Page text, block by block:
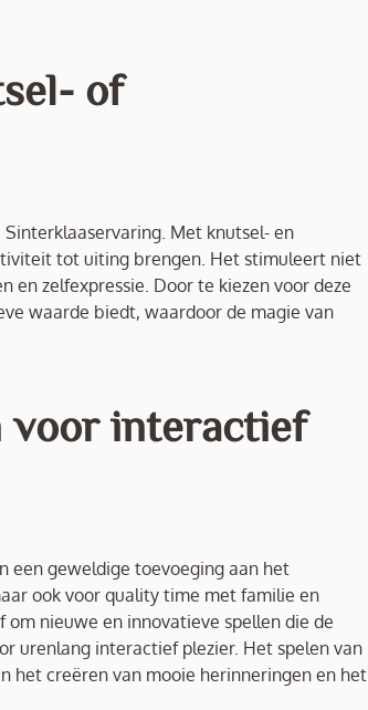
of
Met knutsel- en
tot uiting brengen. Het stimuleert niet
en zelfexpressie. Door te kiezen voor deze
waarde biedt, waardoor de magie van
voor interactief
een geweldige toevoeging aan het
ook voor quality time met familie en
nieuwe en innovatieve spellen die de
urenlang interactief plezier. Het spelen van
het creëren van mooie herinneringen en het